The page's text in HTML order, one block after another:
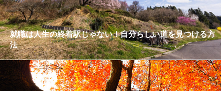
雨の日の恵み：心に降る静かな癒し
就職は人生の終着駅じゃない！自分らしい道を見つける方
法
ヒーリーを買うべきか迷っているあなたへ。実際に使って
みた感想と注意点
エネルギーの法則 〜最近どハマりしていました〜
現実を変える
今、ここにいること
もしかしてだけどHealy（量子波動調整器）のせいなの？
iPad 第10世代買いました
久し振りにHealy（ヒーリー）量子波動調整器について
大谷さんの通訳、水原さんの解雇に思う